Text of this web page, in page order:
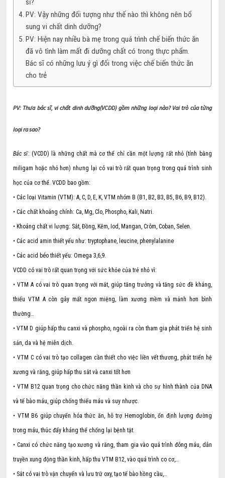
sĩ?
PV: Vậy những đối tượng như thế nào thì không nên bổ
sung vi chất dinh dưỡng?
PV: Hiện nay nhiều bà mẹ trong quá trình chế biến thức ăn
đã vô tình làm mất đi dưỡng chất có trong thực phẩm.
Bác sĩ có những lưu ý gì đối trong việc chế biến thức ăn
cho trẻ
PV: Thưa bác sĩ, vi chất dinh dưỡng(VCDD) gồm những loại nào? Vai trò của từng
loại ra sao?
Bác sĩ: (VCDD) là những chất mà cơ thể chỉ cần một lượng rất nhỏ (tính bằng
miligam hoặc nhỏ hơn) nhưng lại có vai trò rất quan trọng trong quá trình sinh
học của cơ thể. VCDD bao gồm:
• Các loại Vitamin (VTM): A, C, D, E, K, VTM nhóm B (B1, B2, B3, B5, B6, B9, B12).
• Các chất khoáng chính: Ca, Mg, Clo, Phospho, Kali, Natri.
• Khoáng chất vi lượng: Sắt, Đồng, Kẽm, Iod, Mangan, Crôm, Coban, Selen.
• Các acid amin thiết yếu như: tryptophane, leucine, phenylalanine
• Các acid béo thiết yếu: Omega 3,6,9.
VCDD có vai trò rất quan trọng với sức khỏe của trẻ nhỏ vì:
• VTM A có vai trò quan trọng với mắt, giúp tăng trưởng và tăng sức đề kháng,
thiếu VTM A còn gây mất ngon miệng, làm xương mềm và mảnh hơn bình
thường…
• VTM D giúp hấp thu canxi và phospho, ngoài ra còn tham gia phát triển hệ sinh
sản, da và hệ miễn dịch.
• VTM C có vai trò tạo collagen cần thiết cho việc liền vết thương, phát triển hệ
xương và răng, giúp hấp thu sắt và canxi tốt hơn
• VTM B12 quan trọng cho chức năng thần kinh và cho sự hình thành của DNA
và tế bào máu, giúp chống thiếu máu và suy nhược.
• VTM B6 giúp chuyển hóa thức ăn, hỗ trợ Hemoglobin, ổn định lượng đường
trong máu, thúc đẩy kháng thể chống lại bệnh tật.
• Canxi có chức năng tạo xương và răng, tham gia vào quá trình đông máu, dẫn
truyền xung động thần kinh, hấp thu VTM B12, vào quá trình co cơ,…
• Sắt có vai trò vận chuyển và lưu trữ oxy, tạo tế bào hồng cầu,…